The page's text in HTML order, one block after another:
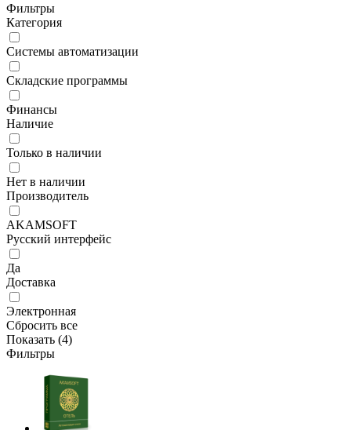
Фильтры
Категория
Системы автоматизации
Складские программы
Финансы
Наличие
Только в наличии
Нет в наличии
Производитель
AKAMSOFT
Русский интерфейс
Да
Доставка
Электронная
Сбросить все
Показать (4)
Фильтры